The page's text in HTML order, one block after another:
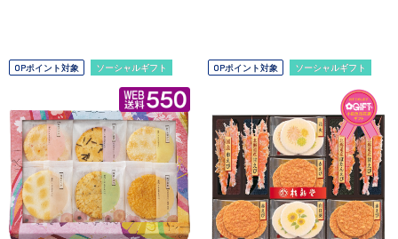
OPポイント対象 ソーシャルギフト OPポイント対象 ソーシャルギフト